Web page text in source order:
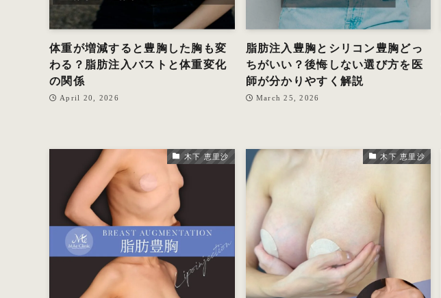
体重が増減すると豊胸した胸も変
わる？脂肪注入バストと体重変化
の関係
April 20, 2026
脂肪注入豊胸とシリコン豊胸どっ
ちがいい？後悔しない選び方を医
師が分かりやすく解説
March 25, 2026
木下 恵里沙 木下 恵里沙